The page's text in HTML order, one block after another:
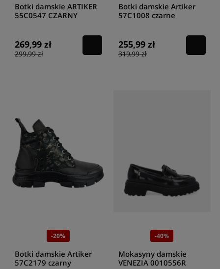
Botki damskie ARTIKER
55C0547 CZARNY
269,99 zł
299,99 zł
Botki damskie Artiker
57C1008 czarne
255,99 zł
319,99 zł
-20%
Botki damskie Artiker
57C2179 czarny
-40%
Mokasyny damskie
VENEZIA 0010556R